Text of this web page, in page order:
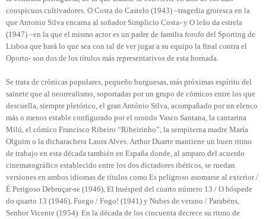
conspicuos cultivadores. O Costa do Castelo (1943) –tragedia grotesca en la
que Antonio Silva encarna al soñador Simplicio Costa- y O leão da estrela
(1947) –en la que el mismo actor es un padre de familia forofo del Sporting de
Lisboa que hará lo que sea con tal de ver jugar a su equipo la final contra el
Oporto- son dos de los títulos más representativos de esta hornada.
Se trata de crónicas populares, pequeño burguesas, más próximas espíritu del
sainete que al neorrealismo, soportadas por un grupo de cómicos entre los que
descuella, siempre pletórico, el gran António Silva, acompañado por un elenco
más o menos estable configurado por el orondo Vasco Santana, la cantarina
Milú, el cómico Francisco Ribeiro “Ribeirinho”, la sempiterna madre María
Olguim o la dicharachera Laura Alves. Arthur Duarte mantiene un buen ritmo
de trabajo en esta década también en España donde, al amparo del acuerdo
cinematográfico establecido entre los dos dictadores ibéricos, se ruedan
versiones en ambos idiomas de títulos como Es peligroso asomarse al exterior /
É Perigoso Debruçar-se (1946), El huésped del cuarto número 13 / O hóspede
do quarto 13 (1946), Fuego / Fogo! (1941) y Nubes de verano / Parabéns,
Senhor Vicente (1954). En la década de los cincuenta decrece su ritmo de